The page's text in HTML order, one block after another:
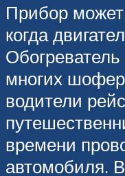
Прибор может
когда
многих
водители
времени
автомобиля.